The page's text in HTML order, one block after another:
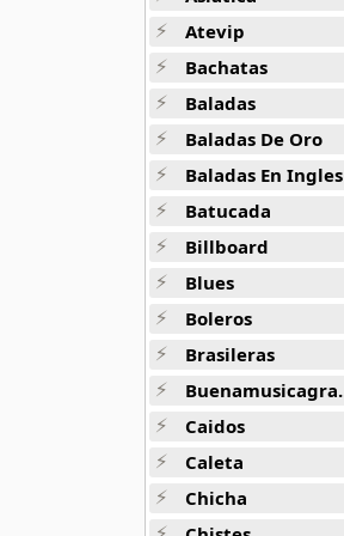
Atevip
Bachatas
Baladas
Baladas De Oro
Baladas En Ingles
Batucada
Billboard
Blues
Boleros
Brasileras
Buenamusicagratis
Caidos
Caleta
Chicha